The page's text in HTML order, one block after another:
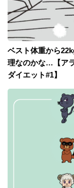
ベスト体重から
理なのかな…【ア
ダイエット#1】